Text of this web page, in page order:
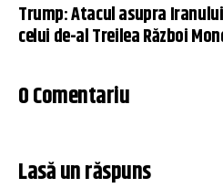
Trump: Atacul asupra
celui de-al Treilea Război
0 Comentariu
Lasă un răspuns